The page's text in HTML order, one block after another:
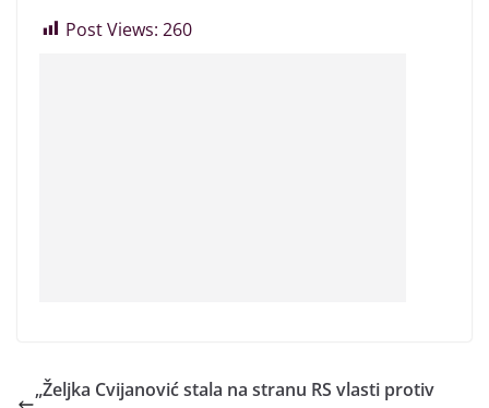
Post Views: 260
„Željka Cvijanović stala na stranu RS vlasti protiv